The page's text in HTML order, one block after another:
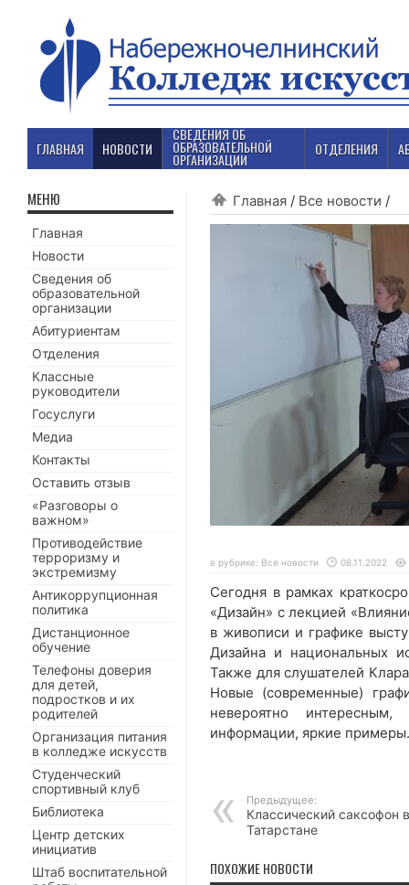
ГЛАВНАЯ НОВОСТИ
СВЕДЕНИЯ ОБ
ОБРАЗОВАТЕЛЬНОЙ
ОРГАНИЗАЦИИ
ОТДЕЛЕНИЯ
Главная / Все новости /
в рубрике: Все новости 08.11.2022
Сегодня в рамках
«Дизайн» с лекцией
в живописи и графике
Дизайна и национальных
Также для слушателей
Новые (современные)
невероятно
информации, яркие
Предыдущее:
Классический саксофон в
Татарстане
ПОХОЖИЕ НОВОСТИ
МЕНЮ
Главная
Новости
Сведения об
образовательной
организации
Абитуриентам
Отделения
Классные
руководители
Госуслуги
Медиа
Контакты
Оставить отзыв
«Разговоры о
важном»
Противодействие
терроризму и
экстремизму
Антикоррупционная
политика
Дистанционное
обучение
Телефоны доверия
для детей,
подростков и их
родителей
Организация питания
в колледже искусств
Студенческий
спортивный клуб
Библиотека
Центр детских
инициатив
Штаб воспитательной